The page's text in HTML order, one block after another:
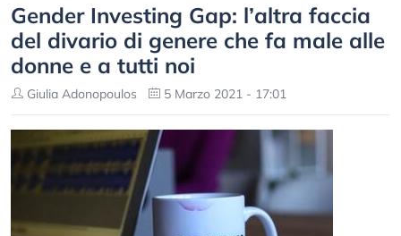
Gender Investing Gap: l’altra faccia
del divario di genere che fa male alle
donne e a tutti noi
Giulia Adonopoulos 5 Marzo 2021 - 17:01